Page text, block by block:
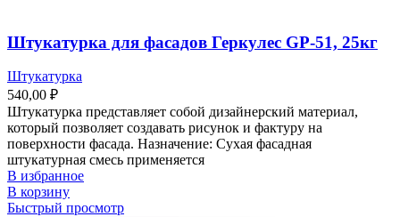
Штукатурка для фасадов Геркулес GP-51, 25кг
Штукатурка
540,00 ₽
Штукатурка представляет собой дизайнерский материал,
который позволяет создавать рисунок и фактуру на
поверхности фасада. Назначение: Сухая фасадная
штукатурная смесь применяется
В избранное
В корзину
Быстрый просмотр